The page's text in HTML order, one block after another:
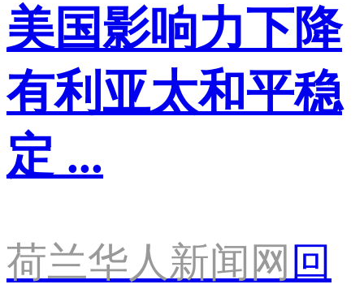
美国影响力下降
有利亚太和平稳
定 ...
荷兰华人新闻网 回